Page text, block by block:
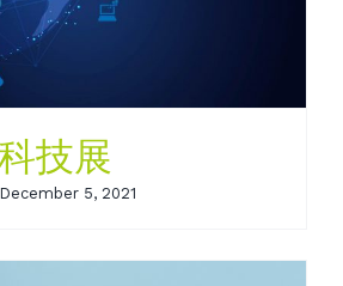
技展
December 5, 2021